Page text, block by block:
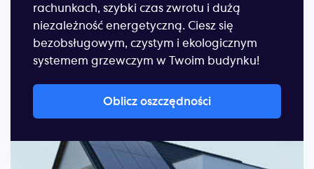
rachunkach, szybki czas zwrotu i dużą
niezależność energetyczną. Ciesz się
bezobsługowym, czystym i ekologicznym
systemem grzewczym w Twoim budynku!
Oblicz oszczędności